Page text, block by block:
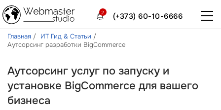
(+373) 60-10-6666
2
Главная
ИТ Гид & Статьи
Аутсорсинг разработки BigCommerce
Аутсорсинг услуг по запуску и
установке BigCommerce для вашего
бизнеса